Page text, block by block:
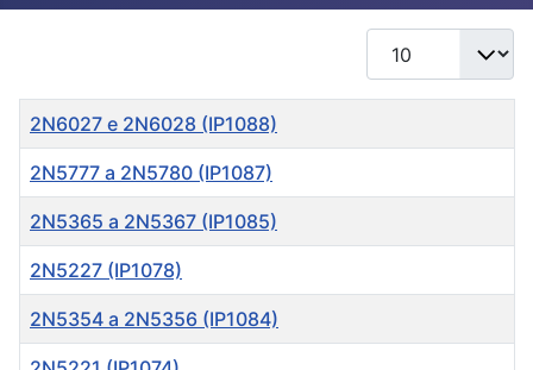
Mostrar #
Título
2N6027 e 2N6028 (IP1088)
2N5777 a 2N5780 (IP1087)
2N5365 a 2N5367 (IP1085)
2N5227 (IP1078)
2N5354 a 2N5356 (IP1084)